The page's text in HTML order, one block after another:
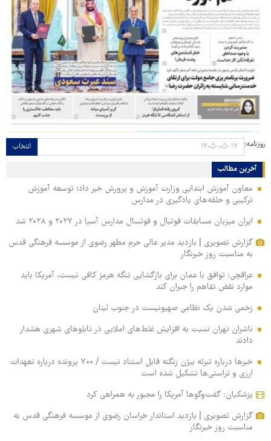
روزنامه: انتخاب
آخرین مطالب
معاون آموزش ابتدایی وزارت آموزش و پرورش خبر داد؛ توسعه آموزش
ترکیبی و حلقه‌های یادگیری در مدارس
ایران میزبان مسابقات فوتبال و فوتسال مدارس آسیا در ۲۰۲۷ و ۲۰۲۸ شد
گزارش تصویری | بازدید مدیر عالی حرم مطهر رضوی از موسسه فرهنگی قدس
به مناسبت روز خبرنگار
عراقچی: توافق با عمان برای بازگشایی تنگه هرمز کافی نیست، آمریکا باید
موارد نقض تفاهم را جبران کند
زخمی‌ شدن یک نظامی صهیونیست در جنوب لبنان
ناشران تهران نسبت به افزایش غلط‌های املایی در تابلوهای شهری هشدار
دادند
خبرها درباره تبرئه بیژن زنگنه قابل استناد نیست / ۷۰۰ پرونده درباره تعهدات
ارزی و تراستی‌ها تشکیل شده است
پزشکیان: گفت‌وگوها آمریکا را مجبور به همراهی کرد
گزارش تصویری | بازدید استاندار خراسان رضوی از موسسه فرهنگی قدس به
مناسبت روز خبرنگار